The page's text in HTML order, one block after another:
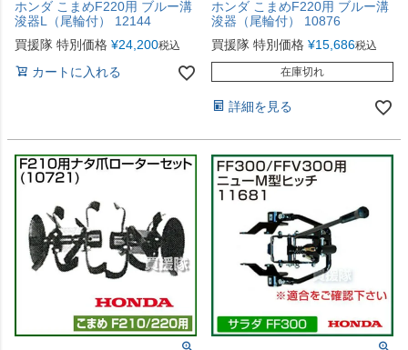
ホンダ こまめF220用 ブルー溝
浚器L（尾輪付） 12144
買援隊 特別価格 ¥24,200税込
カートに入れる
ホンダ こまめF220用 ブルー溝
浚器（尾輪付） 10876
買援隊 特別価格 ¥15,686税込
在庫切れ
詳細を見る